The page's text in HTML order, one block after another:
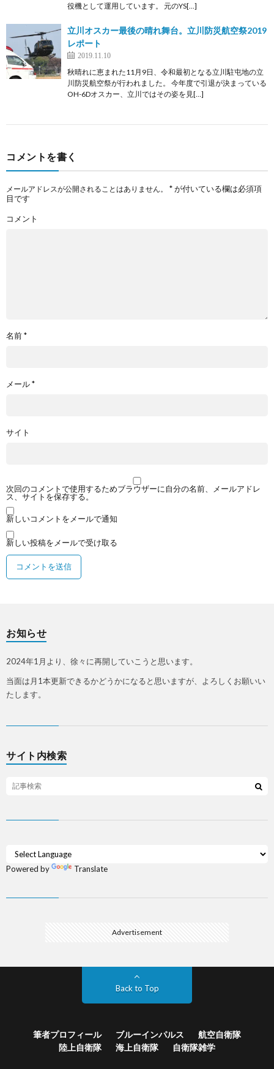
役機として運用しています。 元のYS[…]
立川オスカー最後の晴れ舞台。立川防災航空祭2019
レポート
2019.11.10
秋晴れに恵まれた11月9日、令和最初となる立川駐屯地の立
川防災航空祭が行われました。 今年度で引退が決まっている
OH-6Dオスカー、立川ではその姿を見[…]
コメントを書く
メールアドレスが公開されることはありません。 *が付いている欄は必須項
目です
コメント
名前*
メール*
サイト
次回のコメントで使用するためブラウザーに自分の名前、メールアドレ
ス、サイトを保存する。
新しいコメントをメールで通知
新しい投稿をメールで受け取る
お知らせ
2024年1月より、徐々に再開していこうと思います。
当面は月1本更新できるかどうかになると思いますが、よろしくお願いい
たします。
サイト内検索
Powered by Translate
Advertisement
Back to Top
筆者プロフィール ブルーインパルス
航空自衛隊
陸上自衛隊
海上自衛隊 自衛隊雑学